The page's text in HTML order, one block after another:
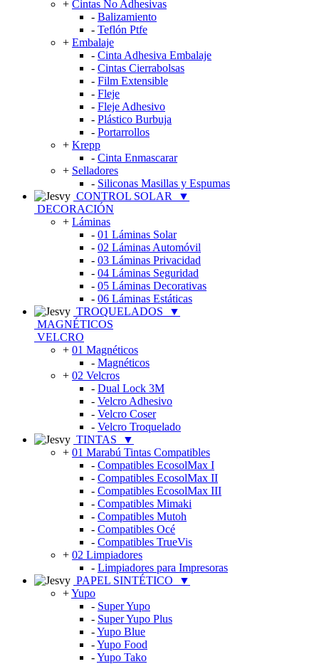
+ Cintas No Adhesivas
- Balizamiento
- Teflón Ptfe
+ Embalaje
- Cinta Adhesiva Embalaje
- Cintas Cierrabolsas
- Film Extensible
- Fleje
- Fleje Adhesivo
- Plástico Burbuja
- Portarrollos
+ Krepp
- Cinta Enmascarar
+ Selladores
- Siliconas Masillas y Espumas
CONTROL SOLAR
▼
DECORACIÓN
+ Láminas
- 01 Láminas Solar
- 02 Láminas Automóvil
- 03 Láminas Privacidad
- 04 Láminas Seguridad
- 05 Láminas Decorativas
- 06 Láminas Estáticas
TROQUELADOS
▼
MAGNÉTICOS
VELCRO
+ 01 Magnéticos
- Magnéticos
+ 02 Velcros
- Dual Lock 3M
- Velcro Adhesivo
- Velcro Coser
- Velcro Troquelado
TINTAS
▼
+ 01 Marabú Tintas Compatibles
- Compatibles EcosolMax I
- Compatibles EcosolMax II
- Compatibles EcosolMax III
- Compatibles Mimaki
- Compatibles Mutoh
- Compatibles Océ
- Compatibles TrueVis
+ 02 Limpiadores
- Limpiadores para Impresoras
PAPEL SINTÉTICO
▼
+Yupo
- Super Yupo
- Super Yupo Plus
-Yupo Blue
-Yupo Food
-Yupo Tako